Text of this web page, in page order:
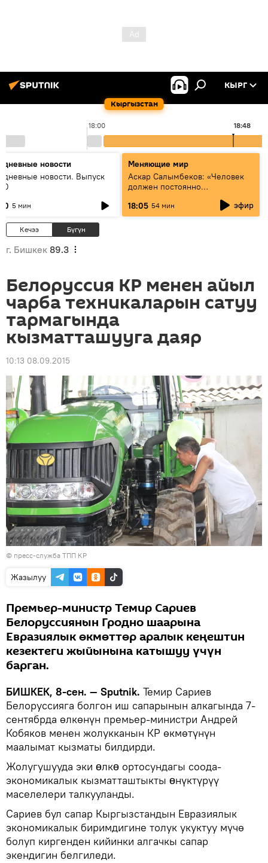
Кыргызстан
КЫРГ
18:00 18:48
новости
новости. Выпуск
5 мин
Меняющие мир
Аскар Салымбеков: «Человек
должен постоянно
18:05 54 мин эфир
Кечээ Бүгүн
г. Бишкек 89.3
Белоруссия КР менен айыл
чарба техникаларын сатуу
тармагында
кызматташууга даяр
10:13 08.09.2015
© пресс-служба ТПП КР
Жазылуу
Премьер-министр Темир Сариев
Белоруссиянын Гродно шаарына
Евразиялык өкмөттөр аралык кеңештин
кезектеги жыйынына катышуу үчүн
барган.
БИШКЕК, 8-сен. — Sputnik. Темир Сариев
Белоруссияга болгон иш сапарынын алкагында 7-
сентябрда өлкөнүн премьер-министри Андрей
Кобяков менен жолукканын КР өкмөтүнүн
маалымат кызматы билдирди.
Жолугушууда эки ɵлкɵ ортосундагы соода-
экономикалык кызматташтыкты ɵнүктүрүү
маселелери талкууланды.
Сариев бул сапар Кыргызстандын Евразиялык
экономикалык биримдигине толук укуктуу мүчө
болуп киргенден кийинки алгачкы сапар
экендигин белгиледи.